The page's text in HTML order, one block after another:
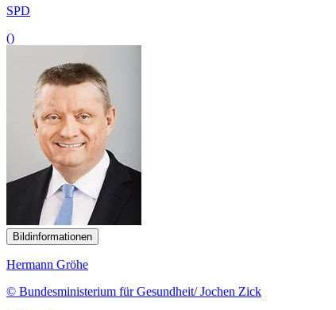
SPD
()
Bildinformationen
Hermann Gröhe
© Bundesministerium für Gesundheit/ Jochen Zick